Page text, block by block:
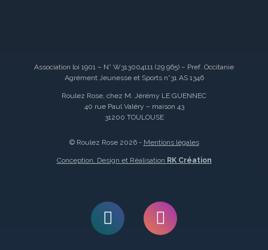
Association loi 1901 – N° W313004111 (29 965) – Pref. Occitanie
Agrément Jeunesse et Sports n°31 AS 1346
Roulez Rose, chez M. Jérémy LE GUENNEC
40 rue Paul Valéry – maison 43
31200 TOULOUSE
© Roulez Rose 2026 - Mentions légales
Conception, Design et Réalisation RK Création